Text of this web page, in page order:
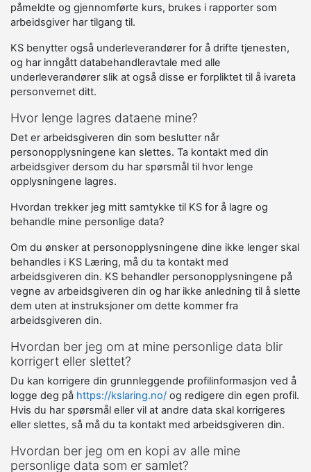
påmeldte og gjennomførte kurs, brukes i rapporter som
arbeidsgiver har tilgang til.
KS benytter også underleverandører for å drifte tjenesten,
og har inngått databehandleravtale med alle
underleverandører slik at også disse er forpliktet til å ivareta
personvernet ditt.
Hvor lenge lagres dataene mine?
Det er arbeidsgiveren din som beslutter når
personopplysningene kan slettes. Ta kontakt med din
arbeidsgiver dersom du har spørsmål til hvor lenge
opplysningene lagres.
Hvordan trekker jeg mitt samtykke til KS for å lagre og
behandle mine personlige data?
Om du ønsker at personopplysningene dine ikke lenger skal
behandles i KS Læring, må du ta kontakt med
arbeidsgiveren din. KS behandler personopplysningene på
vegne av arbeidsgiveren din og har ikke anledning til å slette
dem uten at instruksjoner om dette kommer fra
arbeidsgiveren din.
Hvordan ber jeg om at mine personlige data blir
korrigert eller slettet?
Du kan korrigere din grunnleggende profilinformasjon ved å
logge deg på https://kslaring.no/ og redigere din egen profil.
Hvis du har spørsmål eller vil at andre data skal korrigeres
eller slettes, så må du ta kontakt med arbeidsgiveren din.
Hvordan ber jeg om en kopi av alle mine
personlige data som er samlet?